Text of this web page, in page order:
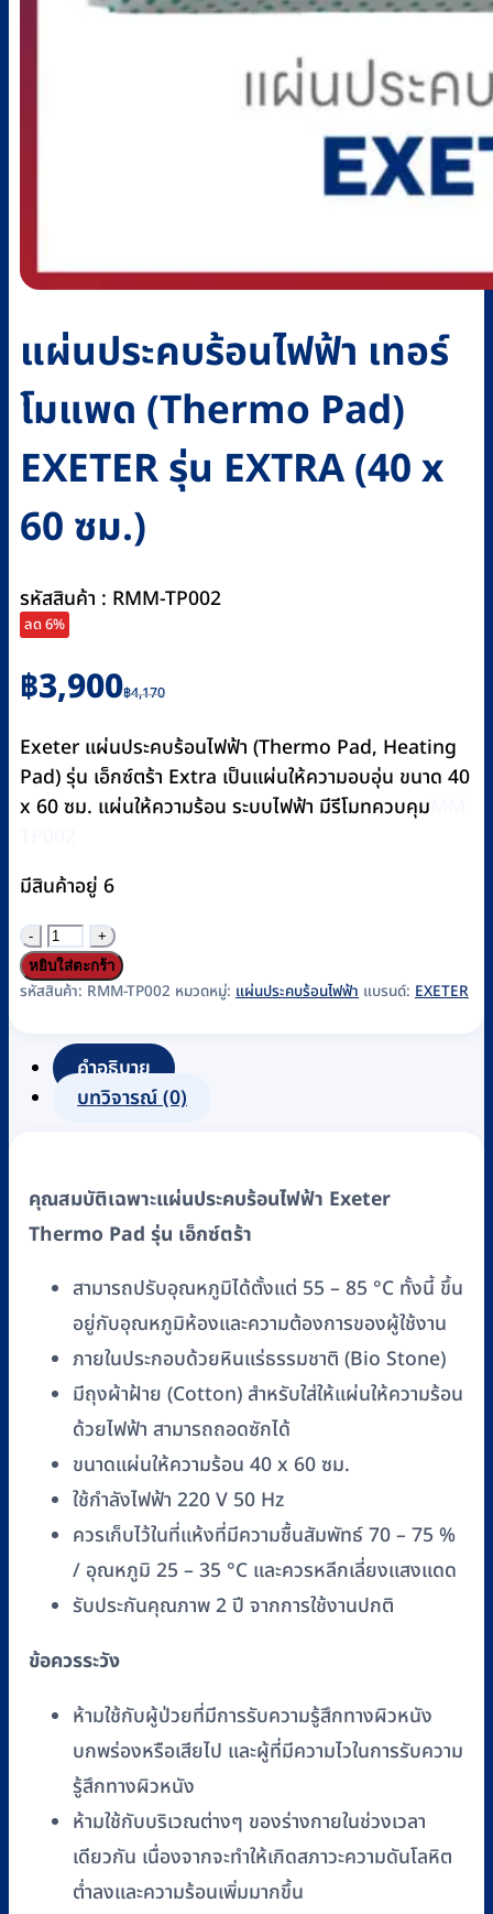
แผ่นประคบร้อนไฟฟ้า เทอร์
โมแพด (Thermo Pad)
EXETER รุ่น EXTRA (40 x
60 ซม.)
รหัสสินค้า : RMM-TP002
ลด 6%
฿4,170
Original
price
was:
฿4,170.
฿3,900
Current
price
is:
฿3,900.
Exeter แผ่นประคบร้อนไฟฟ้า (Thermo Pad, Heating
Pad) รุ่น เอ็กซ์ตร้า Extra เป็นแผ่นให้ความอบอุ่น ขนาด 40
x 60 ซม. แผ่นให้ความร้อน ระบบไฟฟ้า มีรีโมทควบคุม
มีสินค้าอยู่ 6
จำนวน
แผ่น
ประคบ
ไฟฟ้า
เท
(Thermo
Pad)
รุ่น
EXTRA
(40
ซม.)
ชิ้น
หยิบใส่ตะกร้า
รหัสสินค้า: RMM-TP002 หมวดหมู่: แผ่นประคบร้อนไฟฟ้า แบรนด์: EXETER
คำอธิบาย
บทวิจารณ์ (0)
คุณสมบัติเฉพาะแผ่นประคบร้อนไฟฟ้า Exeter
Thermo Pad รุ่น เอ็กซ์ตร้า
สามารถปรับอุณหภูมิได้ตั้งแต่ 55 – 85 °C ทั้งนี้ ขึ้น
อยู่กับอุณหภูมิห้องและความต้องการของผู้ใช้งาน
ภายในประกอบด้วยหินแร่ธรรมชาติ (Bio Stone)
มีถุงผ้าฝ้าย (Cotton) สำหรับใส่ให้แผ่นให้ความร้อน
ด้วยไฟฟ้า สามารถถอดซักได้
ขนาดแผ่นให้ความร้อน 40 x 60 ซม.
ใช้กำลังไฟฟ้า 220 V 50 Hz
ควรเก็บไว้ในที่แห้งที่มีความชื้นสัมพัทธ์ 70 – 75 %
/ อุณหภูมิ 25 – 35 °C และควรหลีกเลี่ยงแสงแดด
รับประกันคุณภาพ 2 ปี จากการใช้งานปกติ
ข้อควรระวัง
ห้ามใช้กับผู้ป่วยที่มีการรับความรู้สึกทางผิวหนัง
บกพร่องหรือเสียไป และผู้ที่มีความไวในการรับความ
รู้สึกทางผิวหนัง
ห้ามใช้กับบริเวณต่างๆ ของร่างกายในช่วงเวลา
เดียวกัน เนื่องจากจะทำให้เกิดสภาวะความดันโลหิต
ตํ่าลงและความร้อนเพิ่มมากขึ้น